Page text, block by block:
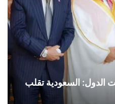
السعودية تقلب